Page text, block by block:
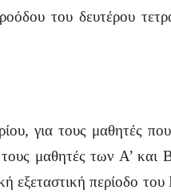
του δευτέρου
για τους μαθητές
μαθητές των Α’ και
περίοδο του